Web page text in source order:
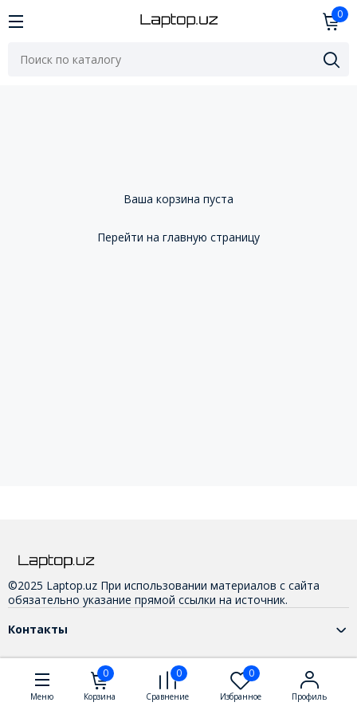
0
Ваша корзина пуста
Перейти на главную страницу
©2025 Laptop.uz При использовании материалов с сайта
обязательно указание прямой ссылки на источник.
Контакты
Меню
0
Корзина
0
Сравнение
0
Избранное Профиль